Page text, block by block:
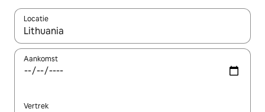
Locatie
Wanneer er suggesties beschikbaar zijn, maak je een keuze
Aankomst
Vertrek